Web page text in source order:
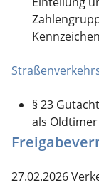
Kennzeichen
§ 23
als Oldtimer
27.02.2026